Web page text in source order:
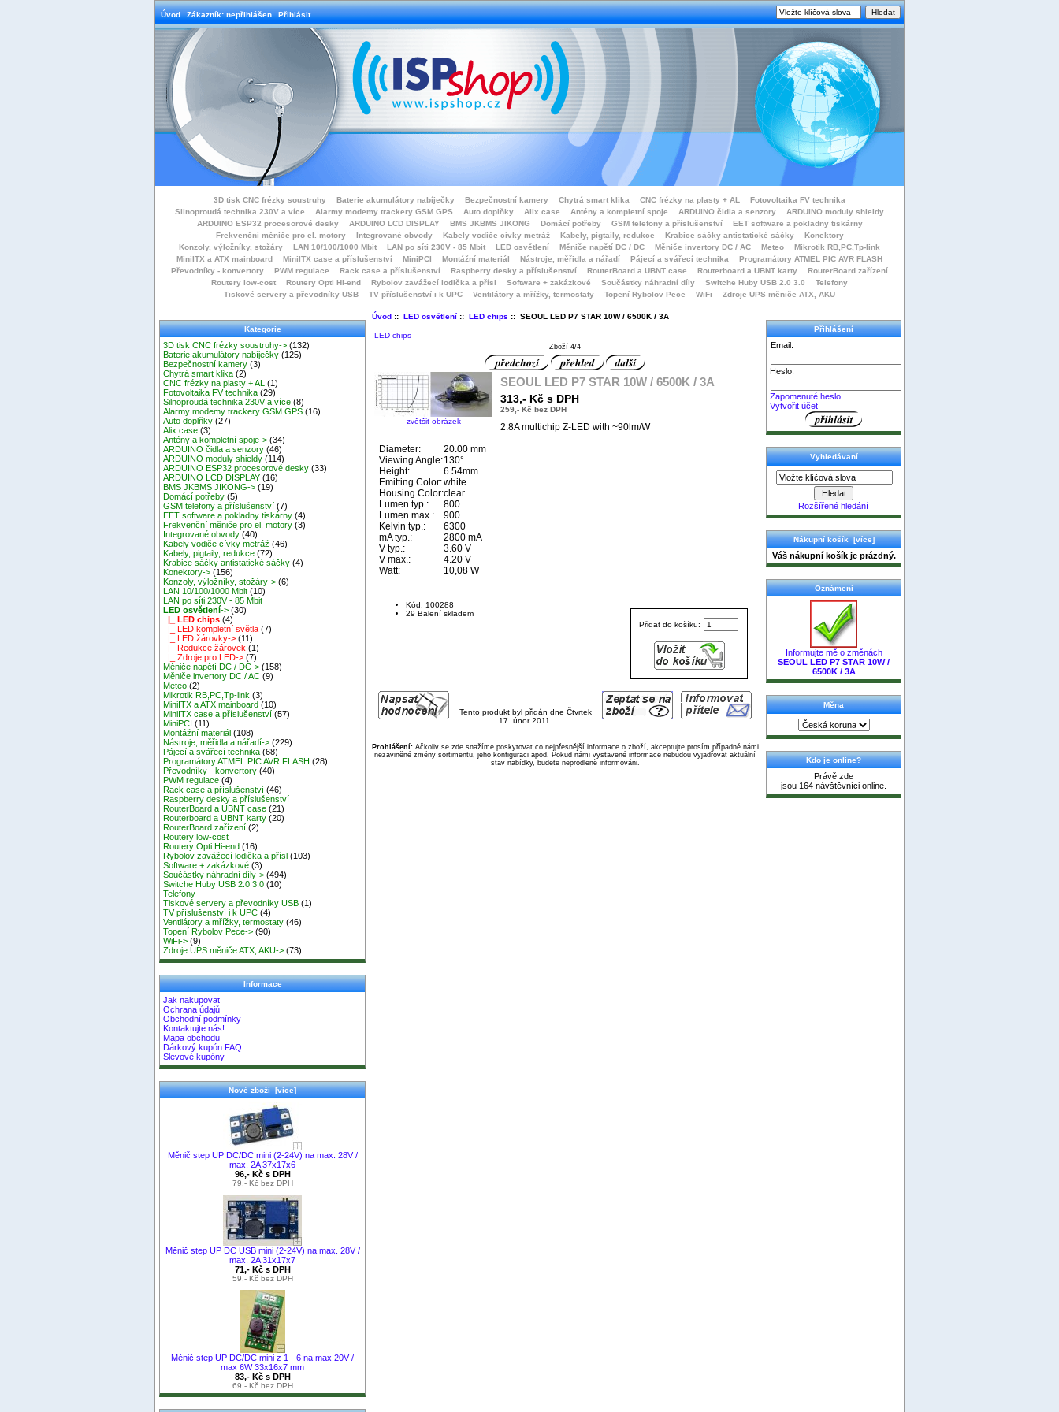
Úvod Zákazník: nepřihlášen Přihlásit
3D tisk CNC frézky soustruhy Baterie akumulátory nabíječky Bezpečnostní kamery Chytrá smart klika CNC frézky na plasty + AL
Fotovoltaika FV technika
Silnoproudá technika 230V a více
Alarmy modemy trackery GSM GPS Auto doplňky Alix case Antény a kompletní spoje ARDUINO čidla a senzory
ARDUINO moduly shieldy
ARDUINO ESP32 procesorové desky
ARDUINO LCD DISPLAY BMS JKBMS JIKONG Domácí potřeby GSM telefony a příslušenství
EET software a pokladny tiskárny
Frekvenční měniče pro el. motory
Integrované obvody Kabely vodiče cívky metráž Kabely, pigtaily, redukce Krabice sáčky antistatické sáčky
Konektory
Konzoly, výložníky, stožáry
LAN 10/100/1000 Mbit LAN po síti 230V - 85 Mbit LED osvětlení Měniče napětí DC / DC Měniče invertory DC / AC Meteo
Mikrotik RB,PC,Tp-link
MiniITX a ATX mainboard
MiniITX case a příslušenství MiniPCI Montážní materiál Nástroje, měřidla a nářadí Pájecí a svářecí technika
Programátory ATMEL PIC AVR FLASH
Převodníky - konvertory
PWM regulace Rack case a příslušenství Raspberry desky a příslušenství RouterBoard a UBNT case Routerboard a UBNT karty
RouterBoard zařízení
Routery low-cost
Routery Opti Hi-end Rybolov zavážecí lodička a přísl Software + zakázkové Součástky náhradní díly Switche Huby USB 2.0 3.0
Telefony
Tiskové servery a převodníky USB
TV příslušenství i k UPC Ventilátory a mřížky, termostaty Topení Rybolov Pece WiFi Zdroje UPS měniče ATX, AKU
Kategorie
3D tisk CNC frézky soustruhy-> (132)
Baterie akumulátory nabíječky (125)
Bezpečnostní kamery (3)
Chytrá smart klika (2)
CNC frézky na plasty + AL
(1)
Fotovoltaika FV technika (29)
Silnoproudá technika 230V a více (8)
Alarmy modemy trackery GSM GPS (16)
Auto doplňky (27)
Alix case (3)
Antény a kompletní spoje-> (34)
ARDUINO čidla a senzory (46)
ARDUINO moduly shieldy (114)
ARDUINO ESP32 procesorové desky (33)
ARDUINO LCD DISPLAY (16)
BMS JKBMS JIKONG-> (19)
Domácí potřeby (5)
GSM telefony a příslušenství (7)
EET software a pokladny tiskárny (4)
Frekvenční měniče pro el. motory (3)
Integrované obvody (40)
Kabely vodiče cívky metráž (46)
Kabely, pigtaily, redukce (72)
Krabice sáčky antistatické sáčky (4)
Konektory-> (156)
Konzoly, výložníky, stožáry-> (6)
LAN 10/100/1000 Mbit (10)
LAN po síti 230V - 85 Mbit
LED osvětlení-> (30)
|_ LED chips (4)
|_ LED kompletní světla (7)
|_ LED žárovky-> (11)
|_ Redukce žárovek (1)
|_ Zdroje pro LED-> (7)
Měniče napětí DC / DC-> (158)
Měniče invertory DC / AC (9)
Meteo (2)
Mikrotik RB,PC,Tp-link (3)
MiniITX a ATX mainboard (10)
MiniITX case a příslušenství (57)
MiniPCI (11)
Montážní materiál (108)
Nástroje, měřidla a nářadí-> (229)
Pájecí a svářecí technika (68)
Programátory ATMEL PIC AVR FLASH (28)
Převodníky - konvertory (40)
PWM regulace (4)
Rack case a příslušenství (46)
Raspberry desky a příslušenství
RouterBoard a UBNT case (21)
Routerboard a UBNT karty (20)
RouterBoard zařízení (2)
Routery low-cost
Routery Opti Hi-end (16)
Rybolov zavážecí lodička a přísl (103)
Software + zakázkové (3)
Součástky náhradní díly-> (494)
Switche Huby USB 2.0 3.0 (10)
Telefony
Tiskové servery a převodníky USB (1)
TV příslušenství i k UPC (4)
Ventilátory a mřížky, termostaty (46)
Topení Rybolov Pece-> (90)
WiFi-> (9)
Zdroje UPS měniče ATX, AKU-> (73)
Informace
Jak nakupovat
Ochrana údajů
Obchodní podmínky
Kontaktujte nás!
Mapa obchodu
Dárkový kupón FAQ
Slevové kupóny
Nové zboží [více]
Měnič step UP DC/DC mini (2-24V) na max. 28V /
max. 2A 37x17x6
96,- Kč s DPH
79,- Kč bez DPH
Měnič step UP DC USB mini (2-24V) na max. 28V /
max. 2A 31x17x7
71,- Kč s DPH
59,- Kč bez DPH
Měnič step UP DC/DC mini z 1 - 6 na max 20V /
max 6W 33x16x7 mm
83,- Kč s DPH
69,- Kč bez DPH
Úvod:: LED osvětlení:: LED chips :: SEOUL LED P7 STAR 10W / 6500K / 3A
LED chips
Zboží 4/4
zvětšit obrázek
SEOUL LED P7 STAR 10W / 6500K / 3A
313,- Kč s DPH
259,- Kč bez DPH
2.8A multichip Z-LED with ~90lm/W
Diameter:
20.00 mm
Viewing Angle:130°
Height:
6.54mm
Emitting Color:white
Housing Color:clear
Lumen typ.:
800
Lumen max.:
900
Kelvin typ.:
6300
mA typ.:
2800 mA
V typ.:
3.60 V
V max.:
4.20 V
Watt:
10,08 W
Přidat do košíku:
Kód: 100288
29 Balení skladem
Tento produkt byl přidán dne Čtvrtek
17. únor 2011.
Prohlášení:Ačkoliv se zde snažíme poskytovat co nejpřesnější informace o zboží, akceptujte prosím případné námi
nezaviněné změny sortimentu, jeho konfiguraci apod. Pokud námi vystavené informace nebudou vyjadřovat aktuální
stav nabídky, budete neprodleně informováni.
Přihlášení
Email:
Heslo:
Zapomenuté heslo
Vytvořit účet
Vyhledávaní
Rozšířené hledání
Nákupní košík [více]
Váš nákupní košík je prázdný.
Oznámení
Informujte mě o změnách
SEOUL LED P7 STAR 10W /
6500K / 3A
Měna
Kdo je online?
Právě zde
jsou 164 návštěvníci online.